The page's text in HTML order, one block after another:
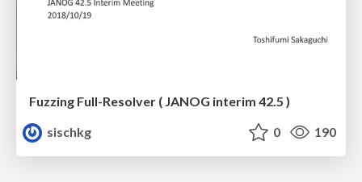
Fuzzing Full-Resolver ( JANOG interim 42.5 )
sischkg
0 190